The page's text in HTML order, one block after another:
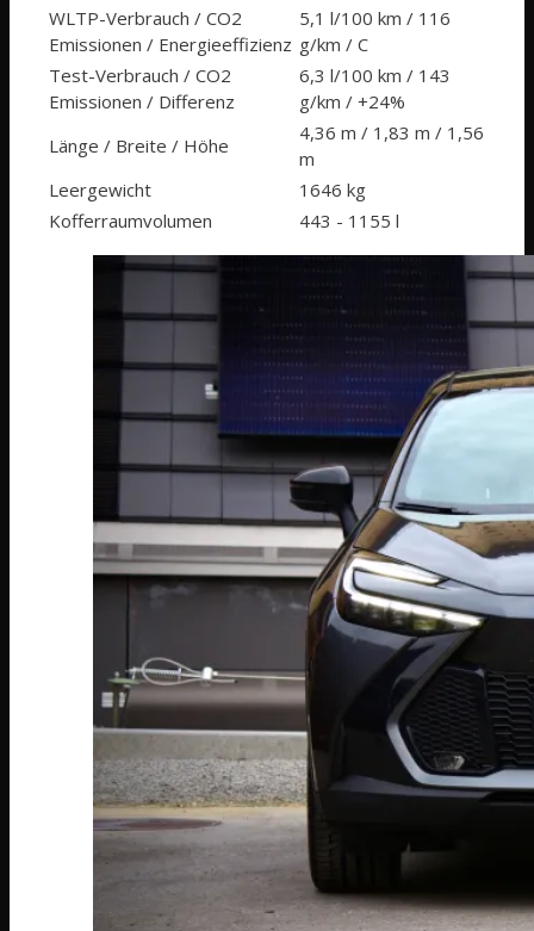
WLTP-Verbrauch / CO2
Emissionen / Energieeffizienz
5,1 l/100 km / 116
g/km / C
Test-Verbrauch / CO2
Emissionen / Differenz
6,3 l/100 km / 143
g/km / +24%
Länge / Breite / Höhe
4,36 m / 1,83 m / 1,56
m
Leergewicht
1646 kg
Kofferraumvolumen
443 - 1155 l